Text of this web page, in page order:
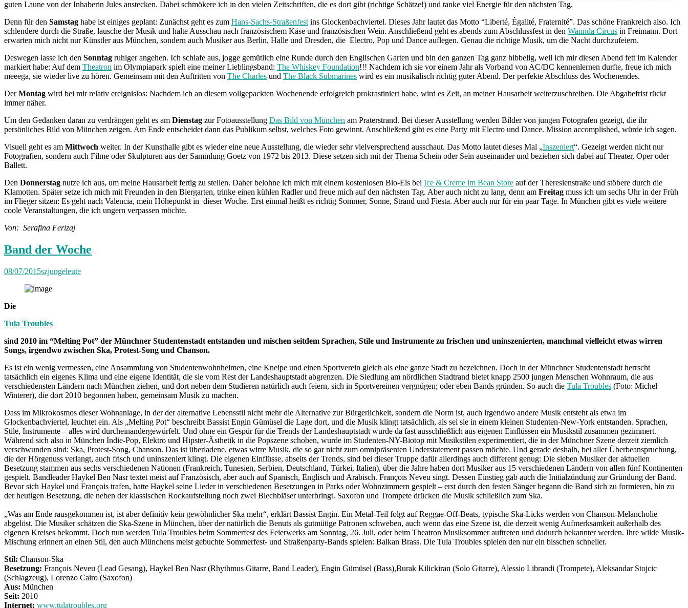
guten Laune von der Inhaberin Jules anstecken. Dabei schmökere ich in den vielen Zeitschriften, die es dort gibt (richtige Schätze!) und tanke viel Energie für den nächsten Tag.
Denn für den Samstag habe ist einiges geplant: Zunächst geht es zum Hans-Sachs-Straßenfest ins Glockenbachviertel. Dieses Jahr lautet das Motto “Liberté, Égalité, Fraternité”. Das schöne Frankreich also. Ich
schlendere durch die Straße, lausche der Musik und halte Ausschau nach französischem Käse und französischen Wein. Anschließend geht es abends zum Abschlussfest in den Wannda Circus in Freimann. Dort
erwarten mich nicht nur Künstler aus München, sondern auch Musiker aus Berlin, Halle und Dresden, die Electro, Pop und Dance auflegen. Genau die richtige Musik, um die Nacht durchzufeiern.
Deswegen lasse ich den Sonntag ruhiger angehen. Ich schlafe aus, jogge gemütlich eine Runde durch den Englischen Garten und bin den ganzen Tag ganz hibbelig, weil ich mir diesen Abend fett im Kalender
markiert habe: Auf dem Theatron im Olympiapark spielt eine meiner Lieblingsband: The Whiskey Foundation!!! Nachdem ich sie vor einem Jahr als Vorband von AC/DC kennenlernen durfte, freue ich mich
meeega, sie wieder live zu hören. Gemeinsam mit den Auftritten von The Charles und The Black Submarines wird es ein musikalisch richtig guter Abend. Der perfekte Abschluss des Wochenendes.
DerMontag wird bei mir relativ ereignislos: Nachdem ich an diesem vollgepackten Wochenende erfolgreich prokrastiniert habe, wird es Zeit, an meiner Hausarbeit weiterzuschreiben. Die Abgabefrist rückt
immer näher.
Um den Gedanken daran zu verdrängen geht es am Dienstag zur Fotoausstellung Das Bild von München am Praterstrand. Bei dieser Ausstellung werden Bilder von jungen Fotografen gezeigt, die ihr
persönliches Bild von München zeigen. Am Ende entscheidet dann das Publikum selbst, welches Foto gewinnt. Anschließend gibt es eine Party mit Electro und Dance. Mission accomplished, würde ich sagen.
Visuell geht es am Mittwoch weiter. In der Kunsthalle gibt es wieder eine neue Ausstellung, die wieder sehr vielversprechend ausschaut. Das Motto lautet dieses Mal „Inszeniert“. Gezeigt werden nicht nur
Fotografien, sondern auch Filme oder Skulpturen aus der Sammlung Goetz von 1972 bis 2013. Diese setzen sich mit der Thema Schein oder Sein auseinander und beziehen sich dabei auf Theater, Oper oder
Ballett.
Den Donnerstag nutze ich aus, um meine Hausarbeit fertig zu stellen. Daher belohne ich mich mit einem kostenlosen Bio-Eis bei Ice & Creme im Bean Store auf der Theresienstraße und stöbere durch die
Klamotten. Später setze ich mich mit Freunden in den Biergarten, trinke einen kühlen Radler und freue mich auf den nächsten Tag. Aber auch nicht zu lang, denn am Freitag muss ich um sechs Uhr in der Früh
im Flieger sitzen: Es geht nach Valencia, mein Höhepunkt in dieser Woche. Erst einmal heißt es richtig Sommer, Sonne, Strand und Fiesta. Aber auch nur für ein paar Tage. In München gibt es viele weitere
coole Veranstaltungen, die ich ungern verpassen möchte.
Von: Serafina Ferizaj
Band der Woche
08/07/2015szjungeleute
Die
Tula Troubles
sind 2010 im “Melting Pot” der Münchner Studentenstadt entstanden und mischen seitdem Sprachen, Stile und Instrumente zu frischen und uninszenierten, manchmal vielleicht etwas wirren
Songs, irgendwo zwischen Ska, Protest-Song und Chanson.
Es ist ein wenig vermessen, eine Ansammlung von Studentenwohnheimen, eine Kneipe und einen Sportverein gleich als eine ganze Stadt zu bezeichnen. Doch in der Münchner Studentenstadt herrscht
tatsächlich ein eigenes Klima und eine eigene Identität, die sie vom Rest der Landeshauptstadt abgrenzen. Die Siedlung am nördlichen Stadtrand bietet knapp 2500 jungen Menschen Wohnraum, die aus
verschiedensten Ländern nach München ziehen, und dort neben dem Studieren natürlich auch feiern, sich in Sportvereinen vergnügen; oder eben Bands gründen. So auch die Tula Troubles (Foto: Michel
Winterer), die dort 2010 begonnen haben, gemeinsam Musik zu machen.
Dass im Mikrokosmos dieser Wohnanlage, in der der alternative Lebensstil nicht mehr die Alternative zur Bürgerlichkeit, sondern die Norm ist, auch irgendwo andere Musik entsteht als etwa im
Glockenbachviertel, leuchtet ein. Als „Melting Pot“ beschreibt Bassist Engin Gümüsel die Lage dort, und die Musik klingt tatsächlich, als sei sie in einem kleinen Studenten-New-York entstanden. Sprachen,
Stile, Instrumente – alles wird durcheinandergewürfelt. Und ohne ein Gespür für die Trends der Landeshauptstadt wurde da fast ausschließlich aus eigenen Einflüssen ein Musikstil zusammen gezimmert.
Während sich also in München Indie-Pop, Elektro und Hipster-Ästhetik in die Popszene schoben, wurde im Studenten-NY-Biotop mit Musikstilen experimentiert, die in der Münchner Szene derzeit ziemlich
verschwunden sind: Ska, Protest-Song, Chanson. Das ist überladene, etwas wirre Musik, die so gar nicht zum omnipräsenten Understatement passen möchte. Und gerade deshalb, bei aller Überbeanspruchung,
die der Hörgenuss verlangt, auch frisch und uninszeniert klingt. Die eigenen Einflüsse, abseits der Trends, sind bei dieser Truppe dafür allerdings auch different genug: Die sieben Musiker der aktuellen
Besetzung stammen aus sechs verschiedenen Nationen (Frankreich, Tunesien, Serbien, Deutschland, Türkei, Italien), über die Jahre haben dort Musiker aus 15 verschiedenen Ländern von allen fünf Kontinenten
gespielt. Bandleader Haykel Ben Nasr textet meist auf Französisch, aber auch auf Spanisch, Englisch und Arabisch. François Neveu singt. Dessen Einstieg gab auch die Initialzündung zur Gründung der Band.
Bevor sich Haykel und François trafen, hatte Haykel seine Lieder in verschiedenen Besetzungen in Parks oder Wohnzimmern gespielt – erst durch den festen Sänger begann die Band sich zu formieren, hin zu
der heutigen Besetzung, die neben der klassischen Rockaufstellung noch zwei Blechbläser unterbringt. Saxofon und Trompete drücken die Musik schließlich zum Ska.
„Was am Ende rausgekommen ist, ist aber definitiv kein gewöhnlicher Ska mehr“, erklärt Bassist Engin. Ein Metal-Teil folgt auf Reggae-Off-Beats, typische Ska-Licks werden von Chanson-Melancholie
abgelöst. Die Musiker schätzen die Ska-Szene in München, über der natürlich die Benuts als gutmütige Patronen schweben, auch wenn das eine Szene ist, die derzeit wenig Aufmerksamkeit außerhalb des
eigenen Kreises bekommt. Doch nun werden Tula Troubles beim Sommerfest des Feierwerks am Sonntag, 26. Juli, oder beim Theatron Musiksommer auftreten und dadurch bekannter werden. Ihre wilde Musik-
Mischung erinnert an einen Stil, den auch Münchens meist gebuchte Sommerfest- und Straßenparty-Bands spielen: Balkan Brass. Die Tula Troubles spielen den nur ein bisschen schneller.
Stil: Chanson-Ska
Besetzung: François Neveu (Lead Gesang), Haykel Ben Nasr (Rhythmus Gitarre, Band Leader), Engin Gümüsel (Bass),Burak Kilickiran (Solo Gitarre), Alessio Librandi (Trompete), Aleksandar Stojcic
(Schlagzeug), Lorenzo Cairo (Saxofon)
Aus: München
Seit: 2010
Internet: www.tulatroubles.org